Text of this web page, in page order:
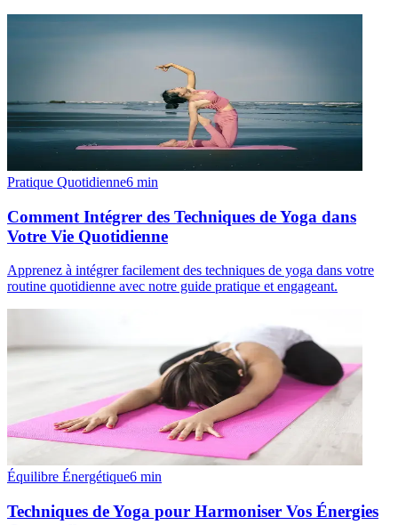
Pratique Quotidienne6 min
Comment Intégrer des Techniques de Yoga dans
Votre Vie Quotidienne
Apprenez à intégrer facilement des techniques de yoga dans votre
routine quotidienne avec notre guide pratique et engageant.
Équilibre Énergétique6 min
Techniques de Yoga pour Harmoniser Vos Énergies